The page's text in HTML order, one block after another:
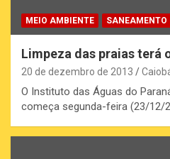
MEIO AMBIENTE SANEAMENTO
Limpeza das praias terá
20 de dezembro de 2013
O Instituto das Águas do
começa segunda-feira (23/12/